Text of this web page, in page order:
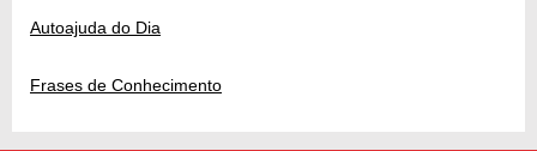
Autoajuda do Dia
Frases de Conhecimento